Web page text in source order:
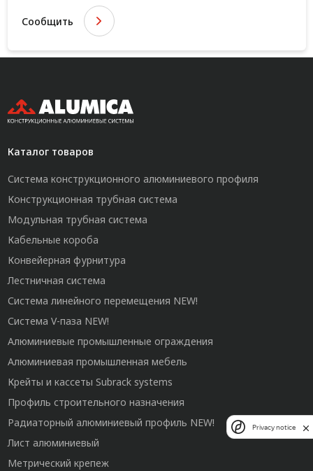
Сообщить
Каталог товаров
Система конструкционного алюминиевого профиля
Конструкционная трубная система
Модульная трубная система
Кабельные короба
Конвейерная фурнитура
Лестничная система
Система линейного перемещения NEW!
Система V-паза NEW!
Алюминиевые промышленные ограждения
Алюминиевая промышленная мебель
Крейты и кассеты Subrack systems
Профиль строительного назначения
Радиаторный алюминиевый профиль NEW!
Лист алюминиевый
Метрический крепеж
Privacy notice